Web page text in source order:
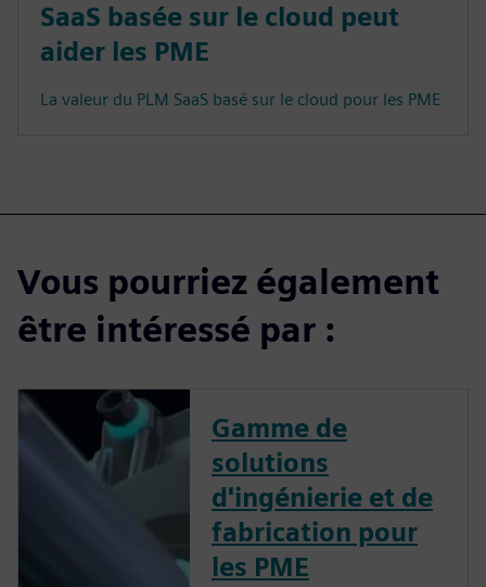
SaaS basée sur le cloud peut
aider les PME
La valeur du PLM SaaS basé sur le cloud pour les PME
Vous pourriez également
être intéressé par :
Gamme de
solutions
d'ingénierie et de
fabrication pour
les PME